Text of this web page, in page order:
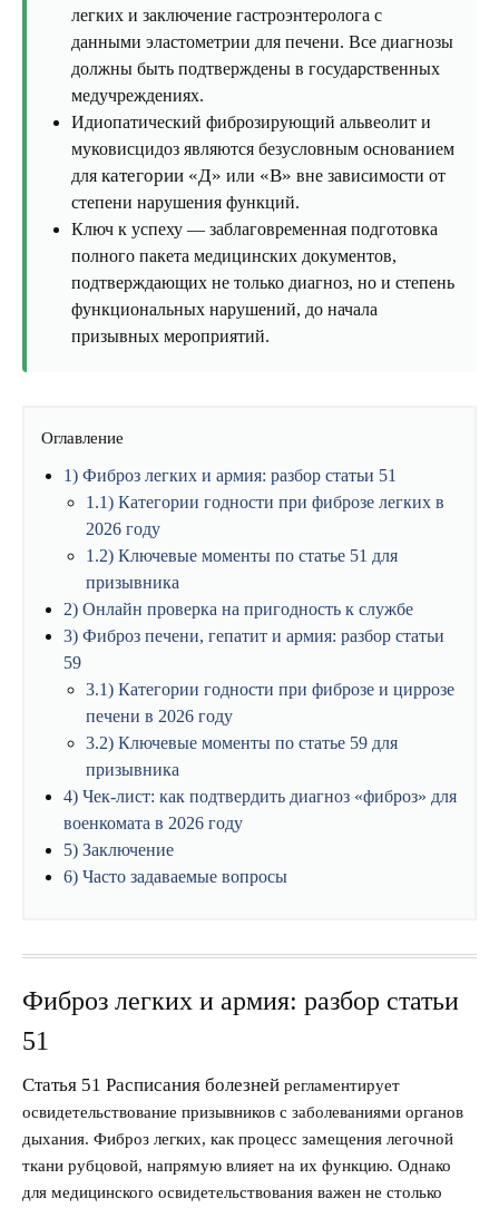
легких и заключение гастроэнтеролога с
данными эластометрии для печени. Все диагнозы
должны быть подтверждены в государственных
медучреждениях.
Идиопатический фиброзирующий альвеолит и
муковисцидоз являются безусловным основанием
для категории «Д» или «В» вне зависимости от
степени нарушения функций.
Ключ к успеху — заблаговременная подготовка
полного пакета медицинских документов,
подтверждающих не только диагноз, но и степень
функциональных нарушений, до начала
призывных мероприятий.
Оглавление
1
Фиброз легких и армия: разбор статьи 51
1.1
Категории годности при фиброзе легких в
2026 году
1.2 Ключевые моменты по статье 51 для
призывника
2 Онлайн проверка на пригодность к службе
3 Фиброз печени, гепатит и армия: разбор статьи
59
3.1
Категории годности при фиброзе и циррозе
печени в 2026 году
3.2 Ключевые моменты по статье 59 для
призывника
4 Чек-лист: как подтвердить диагноз «фиброз» для
военкомата в 2026 году
5 Заключение
6 Часто задаваемые вопросы
Фиброз легких и армия: разбор статьи
51
Статья 51 Расписания болезней регламентирует
освидетельствование призывников с заболеваниями органов
дыхания. Фиброз легких, как процесс замещения легочной
ткани рубцовой, напрямую влияет на их функцию. Однако
для медицинского освидетельствования важен не столько